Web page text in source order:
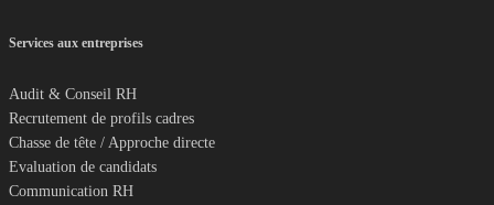
Services aux entreprises
Audit & Conseil RH
Recrutement de profils cadres
Chasse de tête / Approche directe
Evaluation de candidats
Communication RH